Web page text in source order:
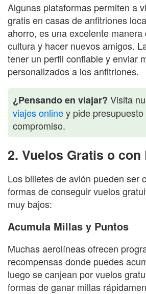
Algunas plataformas permiten a
gratis en casas de anfitriones
ahorro, es una excelente
cultura y hacer nuevos amigos.
tener un perfil confiable y enviar
personalizados a los anfitriones.
¿Pensando en viajar? Visita
viajes onliney pide
compromiso.
2. Vuelos Gratis o con
Los billetes de avión pueden ser
formas de conseguir vuelos
muy bajos:
Acumula Millas y Puntos
Muchas aerolíneas ofrecen
recompensas donde puedes
luego se canjean por vuelos
formas de ganar millas